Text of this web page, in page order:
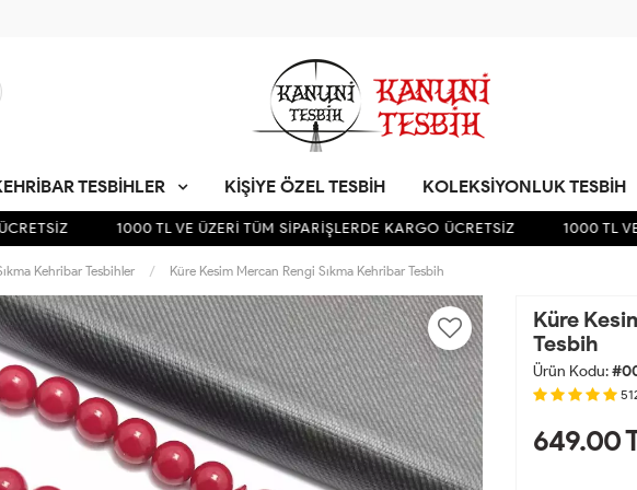
TESBIHLER KIŞIYE ÖZEL TESBIH KOLEKSIYONLUK TESBIH
1000 TL VE ÜZERİ TÜM SİPARİŞLERDE KARGO ÜCRETSİZ 1000 TL VE
Kehribar Tesbihler Küre Kesim Mercan Rengi Sıkma Kehribar Tesbih
Küre
Tesbih
Ürün Kodu:
649.00